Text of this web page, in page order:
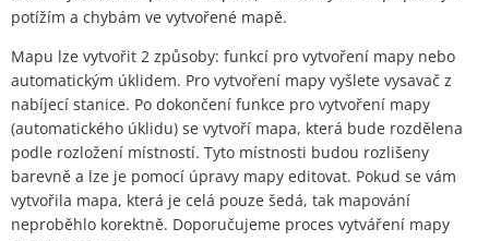
potížím a chybám ve vytvořené mapě.
Mapu lze vytvořit 2 způsoby: funkcí pro vytvoření mapy nebo
automatickým úklidem. Pro vytvoření mapy vyšlete vysavač z
nabíjecí stanice. Po dokončení funkce pro vytvoření mapy
(automatického úklidu) se vytvoří mapa, která bude rozdělena
podle rozložení místností. Tyto místnosti budou rozlišeny
barevně a lze je pomocí úpravy mapy editovat. Pokud se vám
vytvořila mapa, která je celá pouze šedá, tak mapování
neproběhlo korektně. Doporučujeme proces vytváření mapy